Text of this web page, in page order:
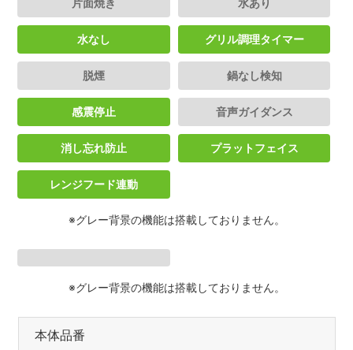
片面焼き 水あり
水なし グリル調理タイマー
脱煙 鍋なし検知
感震停止 音声ガイダンス
消し忘れ防止 プラットフェイス
レンジフード連動
※グレー背景の機能は搭載しておりません。
※グレー背景の機能は搭載しておりません。
本体品番